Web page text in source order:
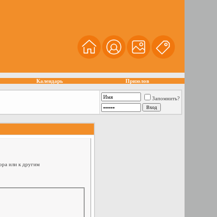
Календарь Призолов
Запомнить?
или к другим